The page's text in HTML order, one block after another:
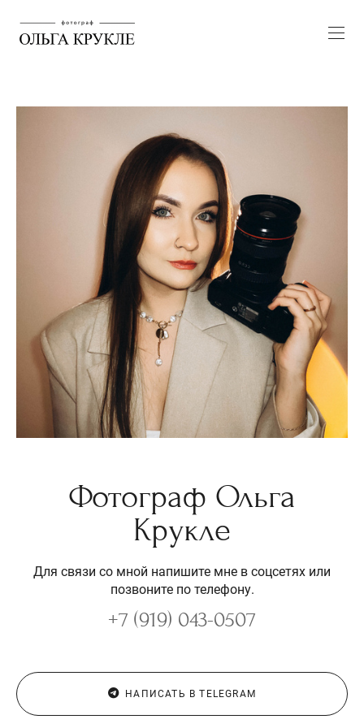
Фотограф Ольга
Крукле
Для связи со мной напишите мне в соцсетях или
позвоните по телефону.
+7 (919) 043-0507
НАПИСАТЬ В TELEGRAM